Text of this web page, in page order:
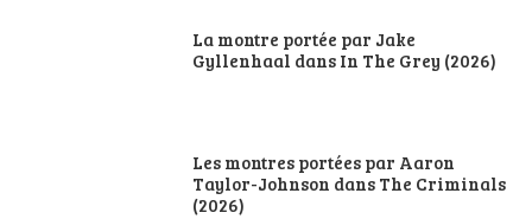
La montre portée par Jake
Gyllenhaal dans In The Grey (2026)
Les montres portées par Aaron
Taylor-Johnson dans The Criminals
(2026)